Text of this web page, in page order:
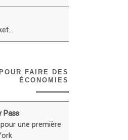
FAIRE DES
ÉCONOMIES
Pass
une première